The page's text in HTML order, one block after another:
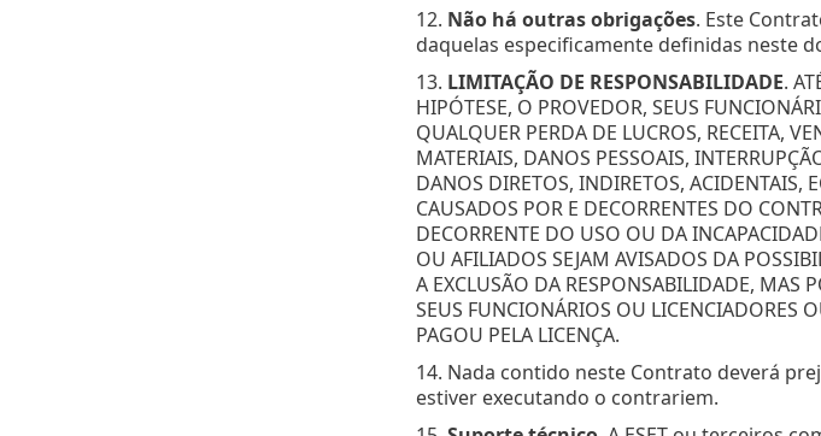
12. Não há outras obrigações. Este
daquelas especificamente definidas neste
13. LIMITAÇÃO DE RESPONSABILIDADE.
HIPÓTESE, O PROVEDOR, SEUS
QUALQUER PERDA DE LUCROS, RECEITA,
MATERIAIS, DANOS PESSOAIS,
DANOS DIRETOS, INDIRETOS, ACIDENTAIS,
CAUSADOS POR E DECORRENTES DO
DECORRENTE DO USO OU DA
OU AFILIADOS SEJAM AVISADOS DA
A EXCLUSÃO DA RESPONSABILIDADE, MAS
SEUS FUNCIONÁRIOS OU LICENCIADORES
PAGOU PELA LICENÇA.
14. Nada contido neste Contrato deverá
estiver executando o contrariem.